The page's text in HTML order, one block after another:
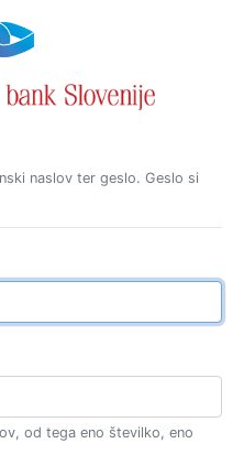
naslov ter geslo. Geslo si
od tega eno številko, eno